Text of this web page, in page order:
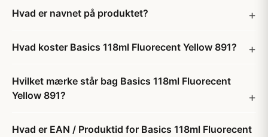
Hvad er navnet på produktet?
Hvad koster Basics 118ml Fluorecent Yellow 891?
Hvilket mærke står bag Basics 118ml Fluorecent
Yellow 891?
Hvad er EAN / Produktid for Basics 118ml Fluorecent